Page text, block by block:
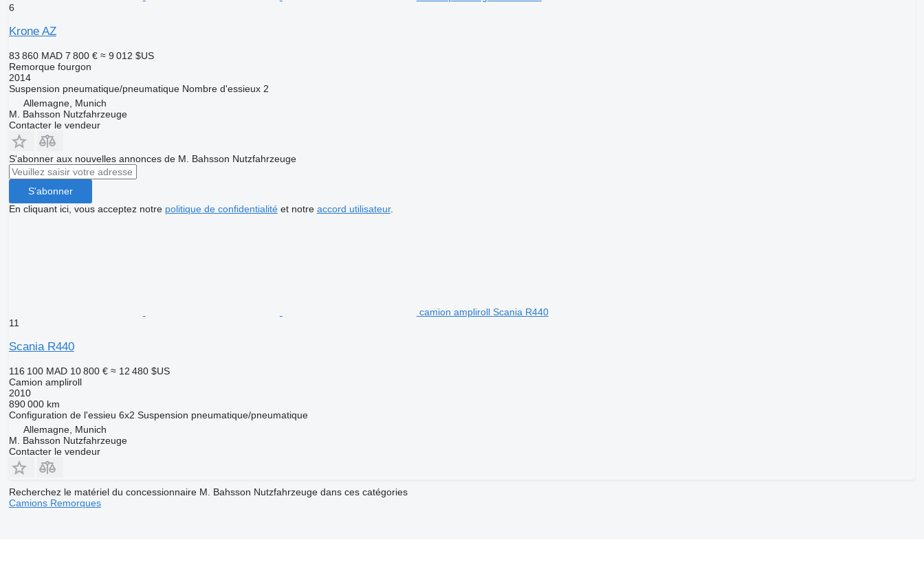
6
Krone AZ
83 860 MAD 7 800 € ≈ 9 012 $US
Remorque fourgon
2014
Suspension pneumatique/pneumatique Nombre d'essieux 2
Allemagne, Munich
M. Bahsson Nutzfahrzeuge
Contacter le vendeur
S'abonner aux nouvelles annonces de M. Bahsson Nutzfahrzeuge
S'abonner
En cliquant ici, vous acceptez notre politique de confidentialitéet notre accord utilisateur.
camion ampliroll Scania R440
11
Scania R440
116 100 MAD 10 800 € ≈ 12 480 $US
Camion ampliroll
2010
890 000 km
Configuration de l'essieu 6x2 Suspension pneumatique/pneumatique
Allemagne, Munich
M. Bahsson Nutzfahrzeuge
Contacter le vendeur
Recherchez le matériel du concessionnaire M. Bahsson Nutzfahrzeuge dans ces catégories
Camions Remorques